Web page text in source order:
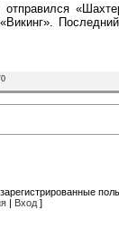
0
| Вход ]